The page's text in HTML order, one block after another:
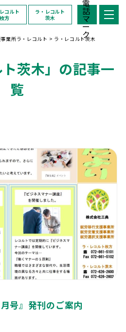
コルト
枚方
ラ・レコルト
茨木
業所ラ・レコルト > ラ・レコルト茨木
ト茨木」の記事一
覧
号』発刊のご案内